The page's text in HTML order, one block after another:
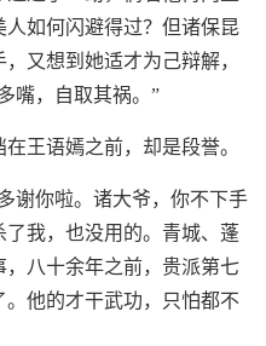
如何闪避得过？但诸保昆
又想到她适才为己辩解，
嘴，自取其祸。”
王语嫣之前，却是段誉。
谢你啦。诸大爷，你不下手
我，也没用的。青城、蓬
八十余年之前，贵派第七
他的才干武功，只怕都不